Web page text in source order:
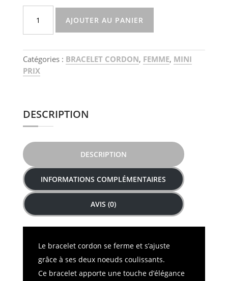
Bracelet
AJOUTER AU PANIER
Catégories : BRACELET CORDON, FEMME, MINI
PRIX
DESCRIPTION
DESCRIPTION
INFORMATIONS COMPLÉMENTAIRES
AVIS (0)
Le bracelet cordon se ferme et s’ajuste
grâce à ses deux noeuds coulissants.
Ce bracelet apporte une touche d’élégance